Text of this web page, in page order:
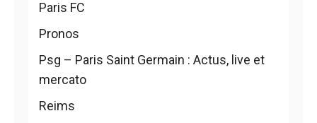
Paris FC
Pronos
Psg – Paris Saint Germain : Actus, live et
mercato
Reims